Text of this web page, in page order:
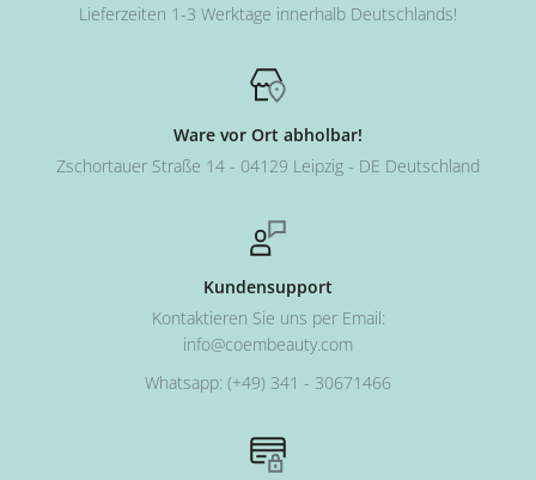
Lieferzeiten 1-3 Werktage innerhalb Deutschlands!
Ware vor Ort abholbar!
Zschortauer Straße 14 - 04129 Leipzig - DE Deutschland
Kundensupport
Kontaktieren Sie uns per Email:
info@coembeauty.com
Whatsapp: (+49) 341 - 30671466